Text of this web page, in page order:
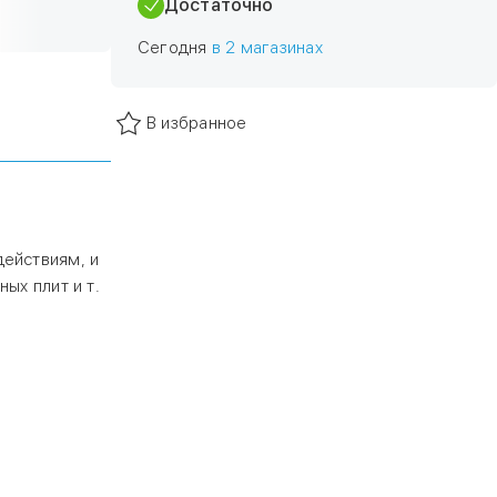
и
плит и т.
Достаточно
Сегодня в 2 магазинах
В избранное